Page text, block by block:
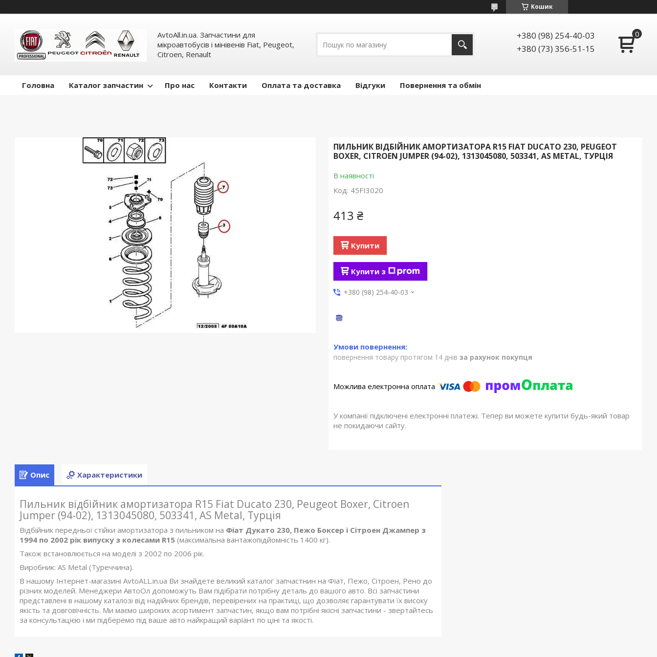
Кошик
AvtoAll.in.ua. Запчастини для
мікроавтобусів і мінівенів Fiat, Peugeot,
Citroen, Renault
+380 (98) 254-40-03
+380 (73) 356-51-15
Головна Каталог запчастин Про нас Контакти Оплата та доставка Відгуки Повернення та обмін
ПИЛЬНИК ВІДБІЙНИК АМОРТИЗАТОРА R15 FIAT DUCATO 230, PEUGEOT
BOXER, CITROEN JUMPER (94-02), 1313045080, 503341, AS METAL, ТУРЦІЯ
В наявності
Код: 45FI3020
413 ₴
Купити
Купити з
+380 (98) 254-40-03
повернення товару протягом 14 днів за рахунок покупця
У компанії підключені електронні платежі. Тепер ви можете купити будь-який товар
не покидаючи сайту.
Опис Характеристики
Пильник відбійник амортизатора R15 Fiat Ducato 230, Peugeot Boxer, Citroen
Jumper (94-02), 1313045080, 503341, AS Metal, Турція
Відбійник передньої стійки амортизатора з пильником на Фіат Дукато 230, Пежо Боксер і Сітроен Джампер з
1994 по 2002 рік випуску з колесами R15 (максимальна вантажопідйомність 1400 кг).
Також встановлюється на моделі з 2002 по 2006 рік.
Виробник: AS Metal (Туреччина).
В нашому Інтернет-магазині AvtoALL.in.ua Ви знайдете великий каталог запчастнин на Фіат, Пежо, Сітроен, Рено до
різних моделей. Менеджери АвтоОл допоможуть Вам підібрати потрібну деталь до вашого авто. Всі запчастини
представлені в нашому каталозі від надійних брендів, перевірених на практиці, що дозволяє гарантувати їх високу
якість та довговічність. Ми маємо широких асортимент запчастин, якщо вам потрібні якісні запчастини - звертайтесь
за консультацією і ми підберемо під ваше авто найкращий варіант по ціні та якості.